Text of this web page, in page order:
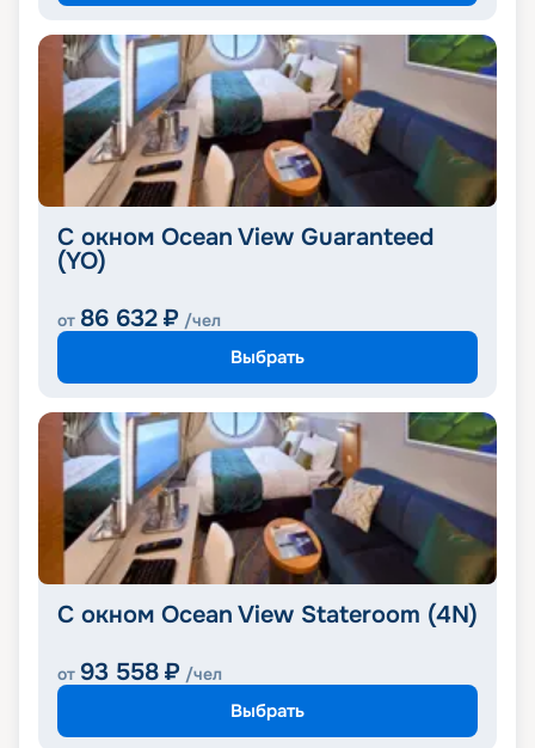
С окном Ocean View Guaranteed
(YO)
от 86 632 ₽ /чел
Выбрать
С окном Ocean View Stateroom (4N)
от 93 558 ₽ /чел
Выбрать